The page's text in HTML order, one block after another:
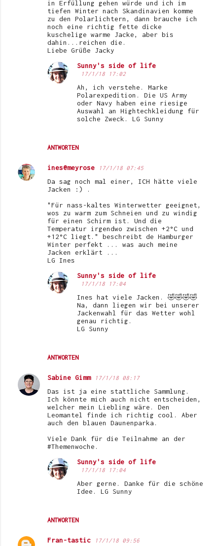
in Erfüllung gehen würde und ich im
tiefen Winter nach Skandinavien komme
zu den Polarlichtern, dann brauche ich
noch eine richtig fette dicke
kuschelige warme Jacke, aber bis
dahin...reichen die.
Liebe Grüße Jacky
ANTWORTEN
Sunny's side of life
17/1/18 17:02
Ah, ich verstehe. Marke
Polarexpedition. Die US Army
oder Navy haben eine riesige
Auswahl an Hightechkleidung für
solche Zweck. LG Sunny
ines@meyrose 17/1/18 07:45
Da sag noch mal einer, ICH hätte viele
Jacken :) .
"Für nass-kaltes Winterwetter geeignet,
wos zu warm zum Schneien und zu windig
für einen Schirm ist. Und die
Temperatur irgendwo zwischen +2°C und
+12°C liegt." beschreibt de Hamburger
Winter perfekt ... was auch meine
Jacken erklärt ...
LG Ines
ANTWORTEN
Sunny's side of life
17/1/18 17:04
Ines hat viele Jacken. 🤣🤣🤣🤣
Na, dann liegen wir bei unserer
Jackenwahl für das Wetter wohl
genau richtig.
LG Sunny
Sabine Gimm 17/1/18 08:17
Das ist ja eine stattliche Sammlung.
Ich könnte mich auch nicht entscheiden,
welcher mein Liebling wäre. Den
Leomantel finde ich richtig cool. Aber
auch den blauen Daunenparka.
Viele Dank für die Teilnahme an der
#Themenwoche.
ANTWORTEN
Sunny's side of life
17/1/18 17:04
Aber gerne. Danke für die schöne
Idee. LG Sunny
Fran-tastic 17/1/18 09:56